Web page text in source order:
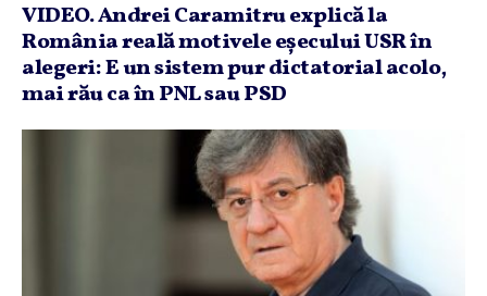
VIDEO. Andrei Caramitru explică la
România reală motivele eşecului USR în
alegeri: E un sistem pur dictatorial acolo,
mai rău ca în PNL sau PSD